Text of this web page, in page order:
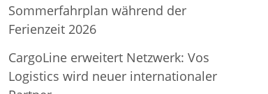
n
c
h
Sommerfahrplan während der
Ferienzeit 2026
CargoLine erweitert Netzwerk: Vos
Logistics wird neuer internationaler